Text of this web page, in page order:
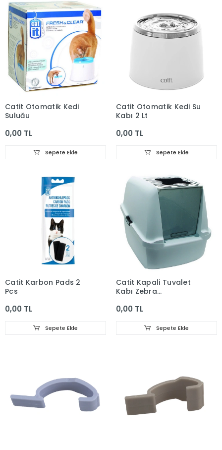
Catit Otomatik Kedi
Suluğu
0,00 TL
Sepete Ekle
Catit Otomatik Kedi Su
Kabı 2 Lt
0,00 TL
Sepete Ekle
Catit Karbon Pads 2
Pcs
0,00 TL
Sepete Ekle
Catit Kapali Tuvalet
Kabı Zebra
0,00 TL
Sepete Ekle